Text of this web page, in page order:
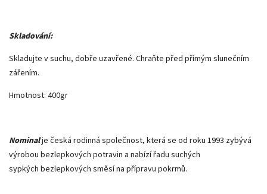
Skladování:
Skladujte v suchu, dobře uzavřené. Chraňte před přímým slunečním
zářením.
Hmotnost: 400gr
Nominalje česká rodinná společnost, která se od roku 1993 zybývá
výrobou bezlepkových potravin a nabízí řadu suchých
sypkých bezlepkových směsí na přípravu pokrmů.